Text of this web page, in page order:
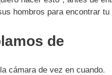
hombros para encontrar tu
de
cámara de vez en cuando.